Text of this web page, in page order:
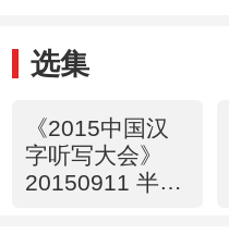
选集
《2015中国汉
字听写大会》
20150911 半决